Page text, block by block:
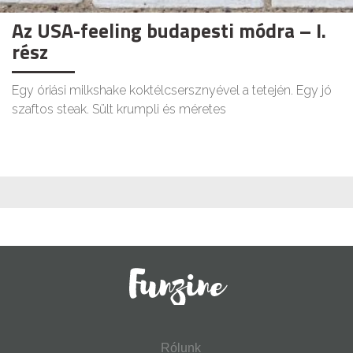
Az USA-feeling budapesti módra – I.
rész
Egy óriási milkshake koktélcsersznyével a tetején. Egy jó
szaftos steak. Sült krumpli és méretes
Rólunk